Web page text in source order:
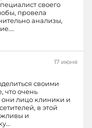
своего
провела
анализы,
17 июня
своими
что очень
они лицо клиники и
в этой
и